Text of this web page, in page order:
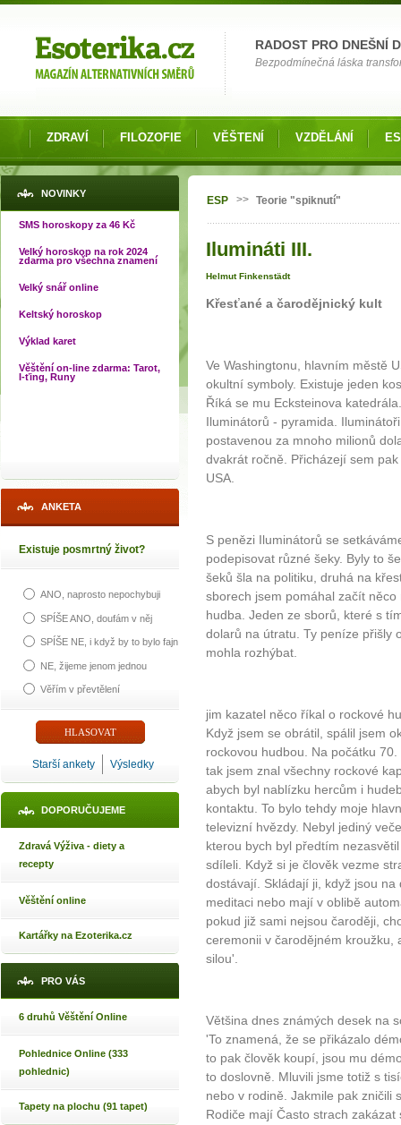
RADOST PRO DNEŠNÍ
Bezpodmínečná láska
ZDRAVÍ FILOZOFIE VĚŠTENÍ VZDĚLÁNÍ
NOVINKY
SMS horoskopy za 46 Kč
Velký horoskop na rok 2024
zdarma pro všechna znamení
Velký snář online
Keltský horoskop
Výklad karet
Věštění on-line zdarma: Tarot,
I-ťing, Runy
ANKETA
Existuje posmrtný život?
ANO, naprosto nepochybuji
SPÍŠE ANO, doufám v něj
SPÍŠE NE, i když by to bylo fajn
NE, žijeme jenom jednou
Věřím v převtělení
Starší ankety Výsledky
DOPORUČUJEME
Zdravá Výživa - diety a
recepty
Věštění online
Kartářky na Ezoterika.cz
PRO VÁS
6 druhů Věštění Online
Pohlednice Online (333
pohlednic)
Tapety na plochu (91 tapet)
Jste zde
ESP >> Teorie "spiknutí"
Ilumináti III.
Helmut Finkenstädt
Křesťané a čarodějnický kult
Ve Washingtonu, hlavním městě
okultní symboly. Existuje jeden
Říká se mu Ecksteinova
Iluminátorů - pyramida.
postavenou za mnoho milionů
dvakrát ročně. Přicházejí sem
USA.
S penězi Iluminátorů se
podepisovat různé šeky. Byly to
šeků šla na politiku, druhá na
sborech jsem pomáhal začít
hudba. Jeden ze sborů, které s
dolarů na útratu. Ty peníze přišly
mohla rozhýbat.
jim kazatel něco říkal o rockové
Když jsem se obrátil, spálil jsem
rockovou hudbou. Na počátku
tak jsem znal všechny rockové
abych byl nablízku hercům i
kontaktu. To bylo tehdy moje
televizní hvězdy. Nebyl jediný
kterou bych byl předtím
sdíleli. Když si je člověk vezme
dostávají. Skládají ji, když jsou
meditaci nebo mají v oblibě
pokud již sami nejsou čaroději,
ceremonii v čarodějném kroužku,
silou'.
Většina dnes známých desek na
'To znamená, že se přikázalo
to pak člověk koupí, jsou mu
to doslovně. Mluvili jsme totiž s
nebo v rodině. Jakmile pak zničili
Rodiče mají Často strach